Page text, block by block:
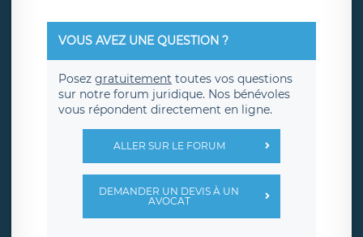
VOUS AVEZ UNE QUESTION ?
Posez gratuitement toutes vos questions
sur notre forum juridique. Nos bénévoles
vous répondent directement en ligne.
ALLER SUR LE FORUM
DEMANDER UN DEVIS À UN
AVOCAT